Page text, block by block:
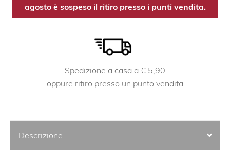
agosto è sospeso il ritiro presso i punti vendita.
Spedizione a casa a € 5,90
oppure ritiro presso un punto vendita
Descrizione